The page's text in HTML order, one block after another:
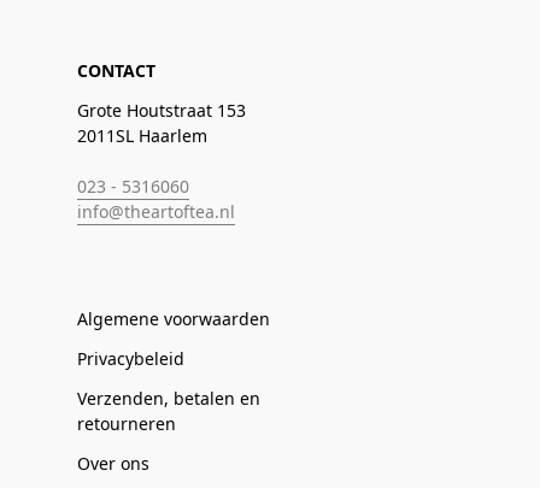
CONTACT
Grote Houtstraat 153
2011SL Haarlem
023 - 5316060
info@theartoftea.nl
Algemene voorwaarden
Privacybeleid
Verzenden, betalen en
retourneren
Over ons